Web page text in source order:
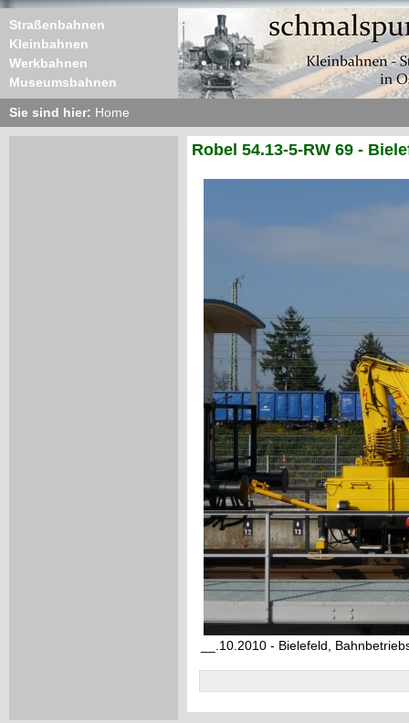
Straßenbahnen
Kleinbahnen
Werkbahnen
Museumsbahnen
Sie sind hier: Home
Robel 54.13-5-RW 69 -
__.10.2010 - Bielefeld,